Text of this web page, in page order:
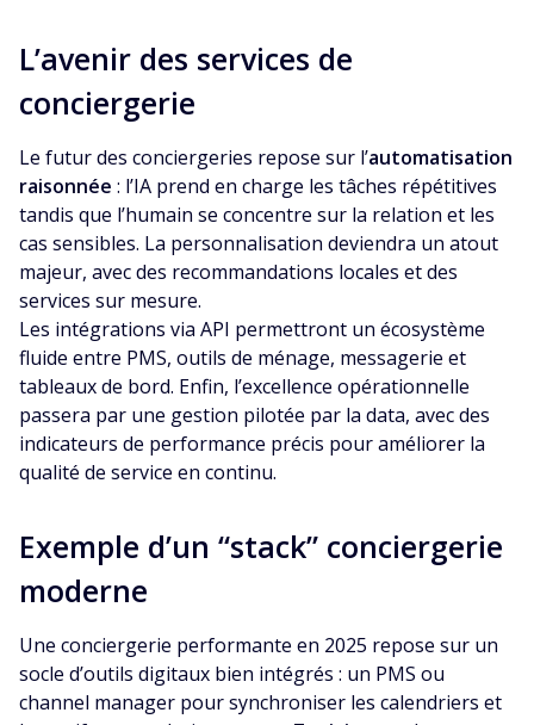
L’avenir des services de
conciergerie
Le futur des conciergeries repose sur l’automatisation
raisonnée : l’IA prend en charge les tâches répétitives
tandis que l’humain se concentre sur la relation et les
cas sensibles. La personnalisation deviendra un atout
majeur, avec des recommandations locales et des
services sur mesure.
Les intégrations via API permettront un écosystème
fluide entre PMS, outils de ménage, messagerie et
tableaux de bord. Enfin, l’excellence opérationnelle
passera par une gestion pilotée par la data, avec des
indicateurs de performance précis pour améliorer la
qualité de service en continu.
Exemple d’un “stack” conciergerie
moderne
Une conciergerie performante en 2025 repose sur un
socle d’outils digitaux bien intégrés : un PMS ou
channel manager pour synchroniser les calendriers et